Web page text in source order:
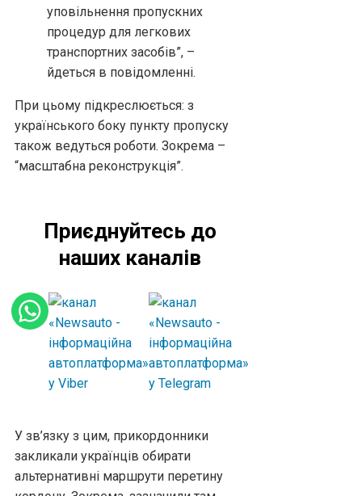
уповільнення пропускних
процедур для легкових
транспортних засобів”, –
йдеться в повідомленні.
При цьому підкреслюється: з
українського боку пункту пропуску
також ведуться роботи. Зокрема –
“масштабна реконструкція”.
Приєднуйтесь до
наших каналів
У зв’язку з цим, прикордонники
закликали українців обирати
альтернативні маршрути перетину